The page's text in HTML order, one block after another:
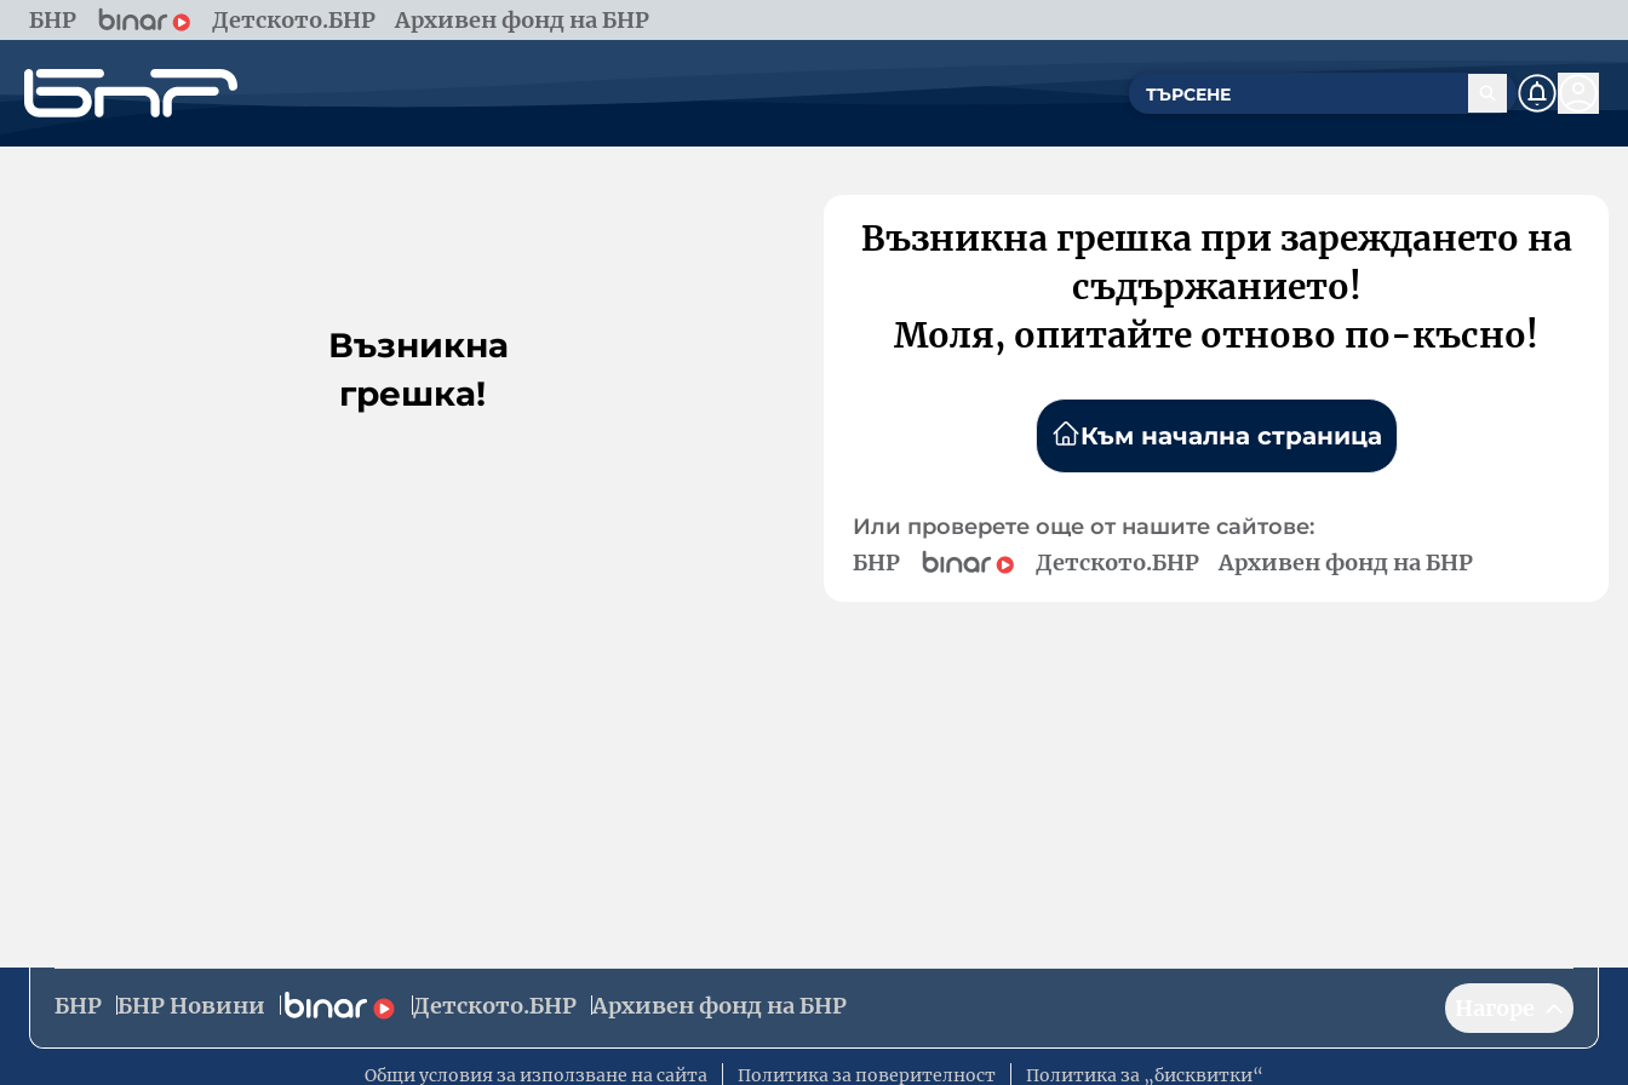
БНР Детското.БНР Архивен фонд на БНР
Възникна
грешка!
Възникна грешка при зареждането на
съдържанието!
Моля, опитайте отново по-късно!
Към начална страница
Или проверете още от нашите сайтове:
БНР Детското.БНР Архивен фонд на БНР
БНР БНР Новини Детското.БНР Архивен фонд на БНР
Общи условия за използване на сайта Политика за поверителност Политика за „бисквитки“